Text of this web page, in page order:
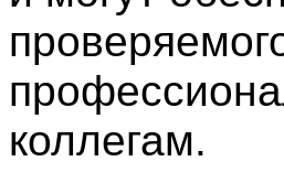
коллегам.